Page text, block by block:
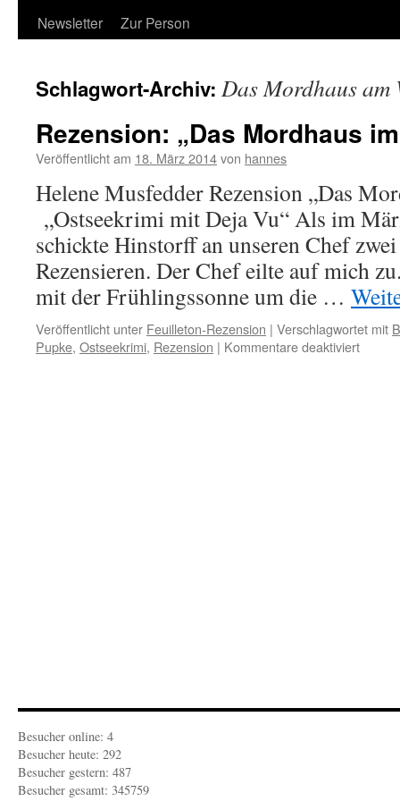
Newsletter
Zur Person
Schlagwort-Archiv: Das Mordhaus am
Rezension: „Das Mordhaus
Veröffentlicht am 18. März 2014von hannes
Helene Musfedder Rezension „Das
„Ostseekrimi mit Deja Vu“ Als im
schickte Hinstorff an unseren Chef
Rezensieren. Der Chef eilte auf mich
mit der Frühlingssonne um die …
Veröffentlicht unter Feuilleton-Rezension | Verschlagwortet mit
Pupke, Ostseekrimi, Rezension | Kommentare deaktiviertfür
Besucher online: 4
Besucher heute: 292
Besucher gestern: 487
Besucher gesamt: 345759